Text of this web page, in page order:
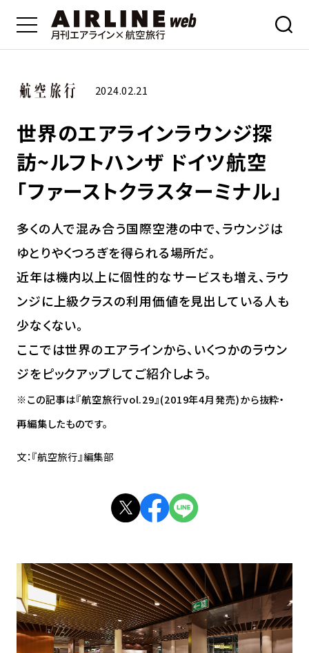
2024.02.21
世界のエアラインラウンジ探
訪~ルフトハンザ ドイツ航空
「ファーストクラスターミナル」
多くの人で混み合う国際空港の中で、ラウンジは
ゆとりやくつろぎを得られる場所だ。
近年は機内以上に個性的なサービスも増え、ラウ
ンジに上級クラスの利用価値を見出している人も
少なくない。
ここでは世界のエアラインから、いくつかのラウン
ジをピックアップしてご紹介しよう。
※この記事は『航空旅行vol.29』(2019年4月発売)から抜粋・
再編集したものです。
文：『航空旅行』編集部